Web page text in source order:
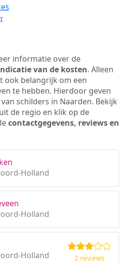
informatie over de
van de kosten. Alleen
ook belangrijk om een
te hebben. Hierdoor geven
schilders in Naarden. Bekijk
de regio en klik op de
contactgegevens, reviews en
Holland
Holland
Holland
2 reviews